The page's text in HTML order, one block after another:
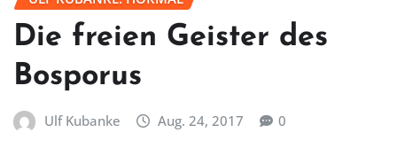
Die freien Geister des
Bosporus
Ulf Kubanke Aug. 24, 2017 0